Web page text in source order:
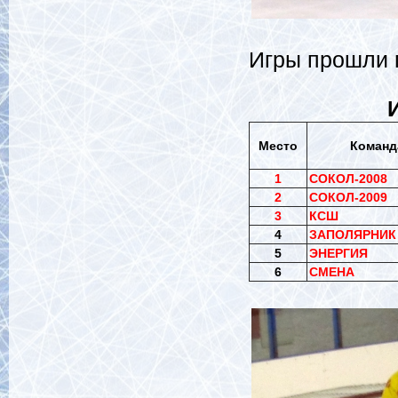
Игры прошли
Место
1
СОКОЛ-2008
2
СОКОЛ-2009
3
КСШ
4
ЗАПОЛЯРНИК
5
ЭНЕРГИЯ
6
СМЕНА